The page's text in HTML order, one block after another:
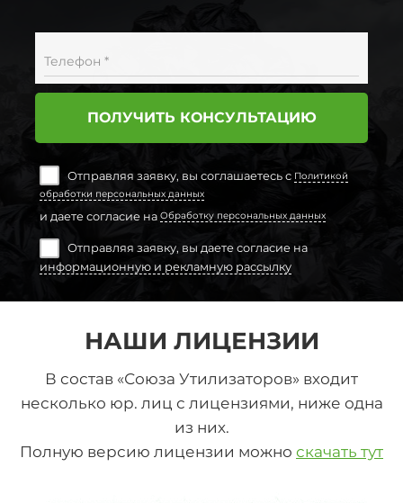
Телефон *
ПОЛУЧИТЬ КОНСУЛЬТАЦИЮ
Отправляя заявку, вы соглашаетесь с Политикой
обработки персональных данных
и даете согласие на Обработку персональных данных
Отправляя заявку, вы даете согласие на
информационную и рекламную рассылку
НАШИ ЛИЦЕНЗИИ
В состав «Союза Утилизаторов» входит
несколько юр. лиц с лицензиями, ниже одна
из них.
Полную версию лицензии можно скачать тут